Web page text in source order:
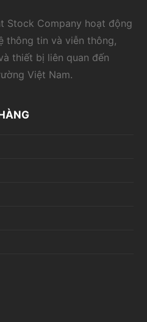
Stock Company hoạt động
thông tin và viễn thông,
thiết bị liên quan đến
Việt Nam.